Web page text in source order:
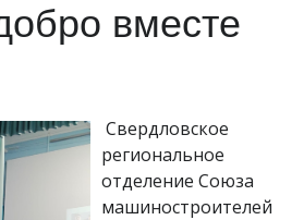
вместе
Свердловское
региональное
отделение Союза
машиностроителей